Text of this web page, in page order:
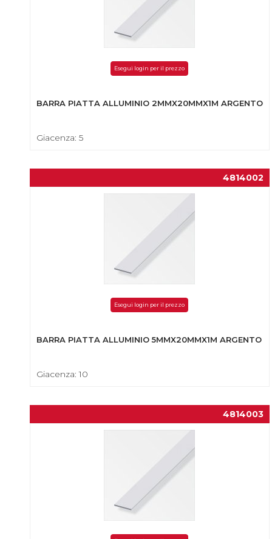
Esegui login per il prezzo
BARRA PIATTA ALLUMINIO 2MMX20MMX1M ARGENTO
Giacenza: 5
4814002
Esegui login per il prezzo
BARRA PIATTA ALLUMINIO 5MMX20MMX1M ARGENTO
Giacenza: 10
4814003